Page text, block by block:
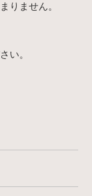
りません。
い。